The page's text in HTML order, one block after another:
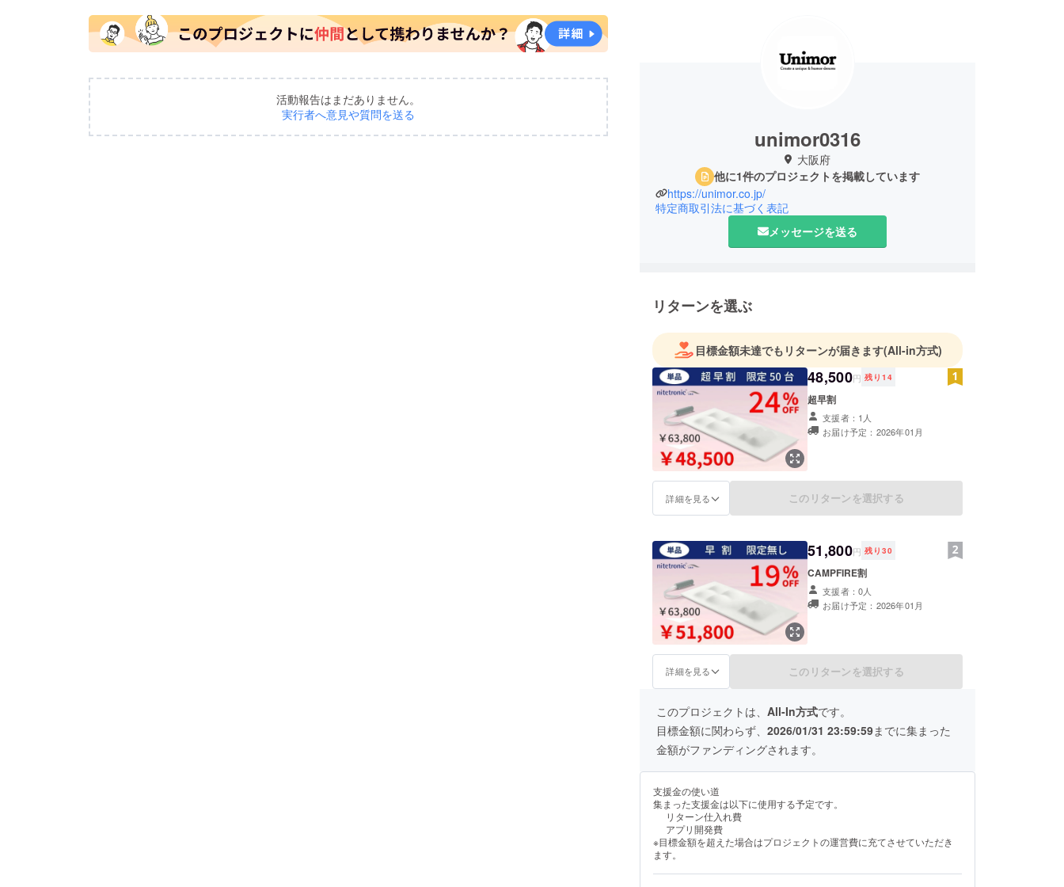
活動報告はまだありません。
実行者へ意見や質問を送る
unimor0316
大阪府
他に1件のプロジェクトを掲載しています
https://unimor.co.jp/
特定商取引法に基づく表記
メッセージを送る
リターンを選ぶ
目標金額未達でもリターンが届きます(All-in方式)
48,500円 残り 14
超早割
支援者：1人
お届け予定：2026年01月
詳細を見る このリターンを選択する
51,800円 残り 30
CAMPFIRE割
支援者：0人
お届け予定：2026年01月
詳細を見る このリターンを選択する
このプロジェクトは、 All-In方式です。
目標金額に関わらず、 2026/01/31 23:59:59までに集まった
金額がファンディングされます。
支援金の使い道
集まった支援金は以下に使用する予定です。
リターン仕入れ費
アプリ開発費
※目標金額を超えた場合はプロジェクトの運営費に充てさせていただき
ます。